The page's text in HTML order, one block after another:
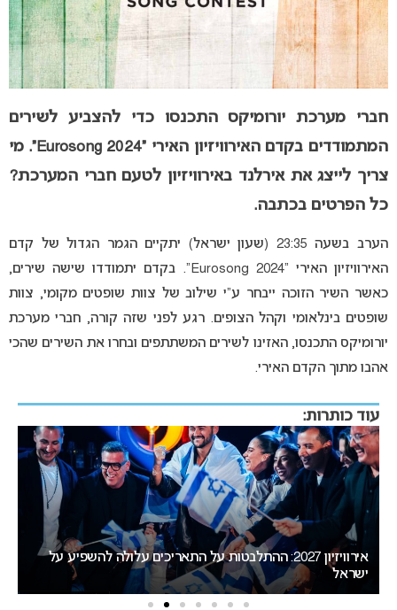
חברי מערכת יורומיקס התכנסו כדי להצביע לשירים
המתמודדים בקדם האירוויזיון האירי “Eurosong 2024”. מי
צריך לייצג את אירלנד באירוויזיון לטעם חברי המערכת?
כל הפרטים בכתבה.
הערב בשעה 23:35 (שעון ישראל) יתקיים הגמר הגדול של קדם
האירוויזיון האירי “Eurosong 2024”. בקדם יתמודדו שישה שירים,
כאשר השיר הזוכה ייבחר ע”י שילוב של צוות שופטים מקומי, צוות
שופטים בינלאומי וקהל הצופים. רגע לפני שזה קורה, חברי מערכת
יורומיקס התכנסו, האזינו לשירים המשתתפים ובחרו את השירים שהכי
אהבו מתוך הקדם האירי.
עוד כותרות:
דרמה בבולגריה: בורגס סוגרת פער מסופיה במירוץ לאירוח
אירוויזיון 2027